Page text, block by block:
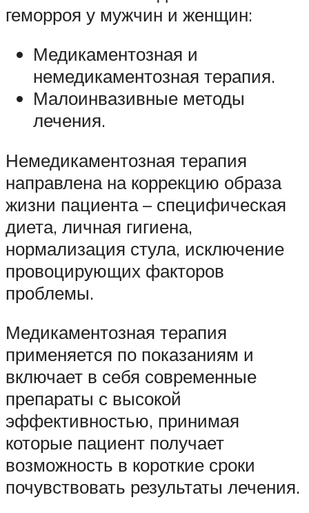
геморроя у мужчин и женщин:
Медикаментозная и
немедикаментозная терапия.
Малоинвазивные методы
лечения.
Немедикаментозная терапия
направлена на коррекцию образа
жизни пациента – специфическая
диета, личная гигиена,
нормализация стула, исключение
провоцирующих факторов
проблемы.
Медикаментозная терапия
применяется по показаниям и
включает в себя современные
препараты с высокой
эффективностью, принимая
которые пациент получает
возможность в короткие сроки
почувствовать результаты лечения.